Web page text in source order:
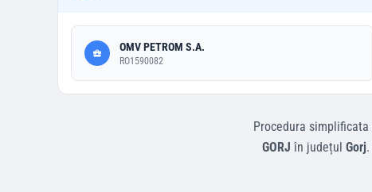
OMV PETROM S.A.
RO1590082
Procedura simplificata
GORJ în județul Gorj.